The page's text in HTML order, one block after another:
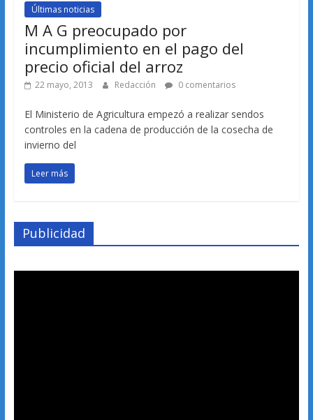
Últimas noticias
M A G preocupado por
incumplimiento en el pago del
precio oficial del arroz
22 mayo, 2013 Redacción 0 comentarios
El Ministerio de Agricultura empezó a realizar sendos
controles en la cadena de producción de la cosecha de
invierno del
Leer más
Publicidad